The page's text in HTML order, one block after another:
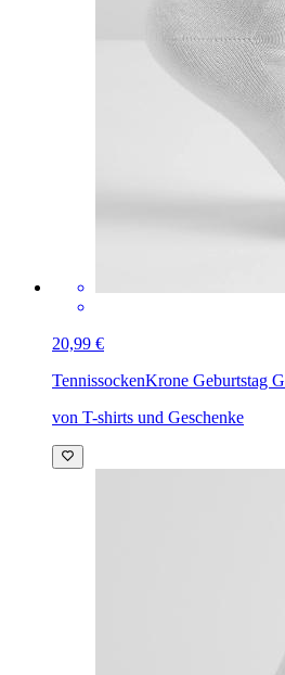
20,99 €
TennissockenKrone Geburtstag
von T-shirts und Geschenke